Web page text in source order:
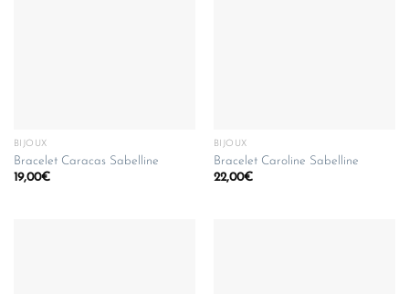
BIJOUX
Bracelet Caracas Sabelline
19,00€
BIJOUX
Bracelet Caroline Sabelline
22,00€